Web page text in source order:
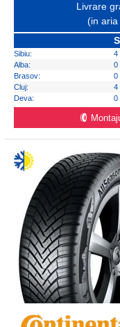
Livrare
(in aria
Sibiu: 4
Alba:
0
Brasov:
0
Cluj:
4
Deva:
0